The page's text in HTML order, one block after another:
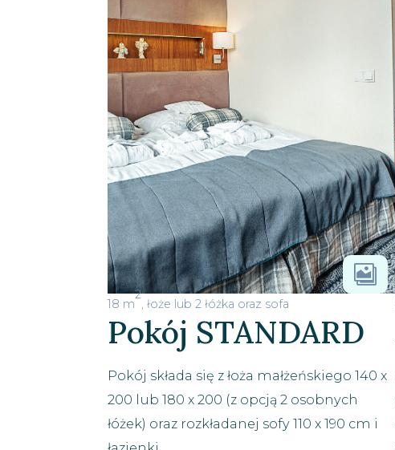

18 m
2
, łoże lub 2 łóżka oraz sofa
Pokój STANDARD
Pokój składa się z łoża małżeńskiego 140 x
200 lub 180 x 200 (z opcją 2 osobnych
łóżek) oraz rozkładanej sofy 110 x 190 cm i